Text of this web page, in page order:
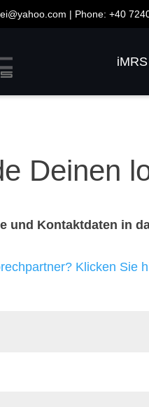
| Phone:+40
Deinen
und Kontaktdaten in
Klicken Sie